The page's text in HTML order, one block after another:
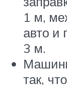
1 м,
авто и
3 м.
так,